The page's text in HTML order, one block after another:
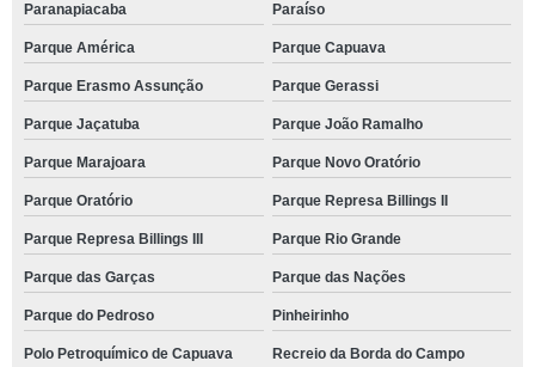
Paranapiacaba Paraíso
Parque América Parque Capuava
Parque Erasmo Assunção Parque Gerassi
Parque Jaçatuba Parque João Ramalho
Parque Marajoara Parque Novo Oratório
Parque Oratório Parque Represa Billings II
Parque Represa Billings III Parque Rio Grande
Parque das Garças Parque das Nações
Parque do Pedroso Pinheirinho
Polo Petroquímico de Capuava Recreio da Borda do Campo